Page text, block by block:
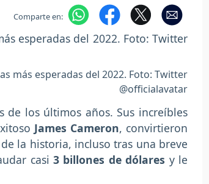
Comparte en:
más esperadas del 2022. Foto: Twitter
@officialavatar
de los últimos años. Sus increíbles
James Cameron, convirtieron
la historia, incluso tras una breve
casi3 billones de dólares y le